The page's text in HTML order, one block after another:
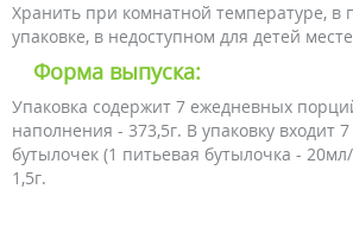
Хранить при комнатной температуре, в
упаковке, в недоступном для детей
Форма выпуска:
Упаковка содержит 7 ежедневных
наполнения - 373,5г. В упаковку входит
бутылочек (1 питьевая бутылочка -
1,5г.